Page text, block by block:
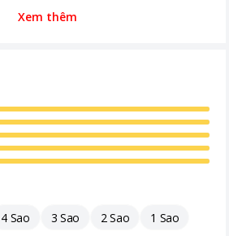
Xem thêm
4 Sao 3 Sao 2 Sao 1 Sao